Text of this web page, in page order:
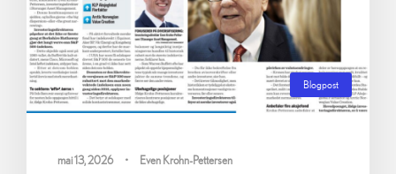
Blogpost
0
mai 13, 2026 • Even Krohn-Pettersen